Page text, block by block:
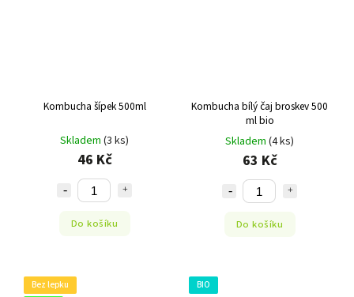
Kombucha šípek 500ml
Skladem (3 ks)
46 Kč
Do košíku
Kombucha bílý čaj broskev 500
ml bio
Skladem (4 ks)
63 Kč
Do košíku
Bez lepku
BIO